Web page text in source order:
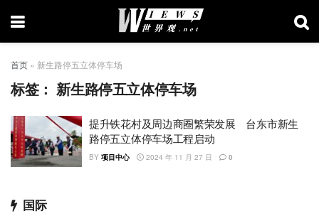
首页 » 新生路停五立体停车场
标签：新生路停五立体停车场
提升铁花村及周边商圈繁荣发展 台东市新生
路停五立体停车场工程启动
BY 项目中心 2024 年 11 月 27 日 0
国际